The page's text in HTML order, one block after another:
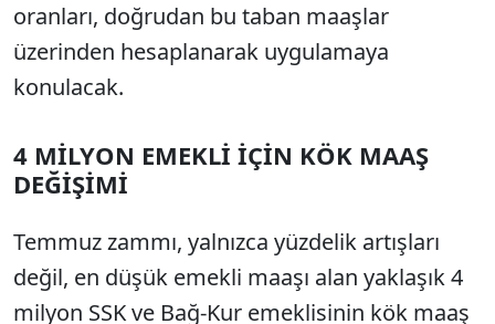
oranları, doğrudan bu taban maaşlar
üzerinden hesaplanarak uygulamaya
konulacak.
4 MİLYON EMEKLİ İÇİN KÖK MAAŞ
DEĞİŞİMİ
Temmuz zammı, yalnızca yüzdelik artışları
değil, en düşük emekli maaşı alan yaklaşık 4
milyon SSK ve Bağ-Kur emeklisinin kök maaş